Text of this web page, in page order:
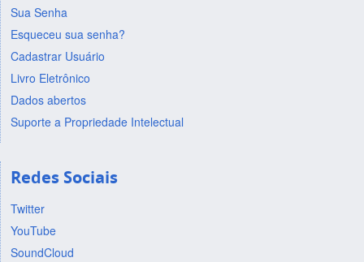
Sua Senha
Esqueceu sua senha?
Cadastrar Usuário
Livro Eletrônico
Dados abertos
Suporte a Propriedade Intelectual
Redes Sociais
Twitter
YouTube
SoundCloud